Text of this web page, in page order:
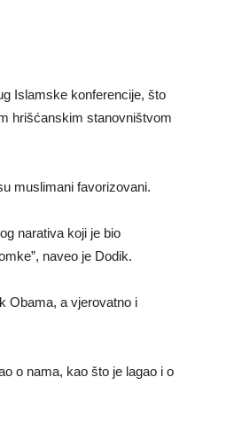
Islamske konferencije, što
hrišćanskim stanovništvom
muslimani favorizovani.
narativa koji je bio
naveo je Dodik.
Obama, a vjerovatno i
o nama, kao što je lagao i o